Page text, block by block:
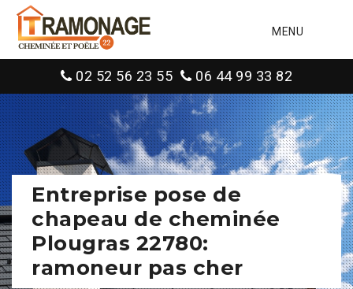
MENU
02 52 56 23 55 06 44 99 33 82
Entreprise pose de
chapeau de cheminée
Plougras 22780:
ramoneur pas cher